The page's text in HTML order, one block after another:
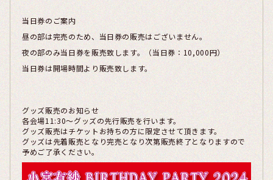
当日券のご案内
昼の部は完売のため、当日券の販売はございません。
夜の部のみ当日券を販売致します。（当日券：10,000円）
当日券は開場時間より販売致します。
グッズ販売のお知らせ
各会場11:30～グッズの先行販売を行います。
グッズ販売はチケットお持ちの方に限定させて頂きます。
グッズは先着販売となり完売となり次第販売終了となりますので
予めご了承ください。